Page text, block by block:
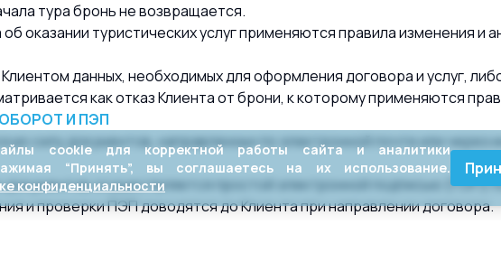
тура бронь не возвращается.
оказании туристических услуг применяются правила изменения и
данных, необходимых для оформления договора и услуг,
как отказ Клиента от брони, к которому применяются
И ПЭП
силу документов, направленных по электронной почте или через
документов осуществляется простой электронной подписью (ПЭП)
и проверки ПЭП доводятся до Клиента при направлении договора.
cookie для корректной работы сайта и аналитики
“Принять”, вы соглашаетесь на их использование.
конфиденциальности